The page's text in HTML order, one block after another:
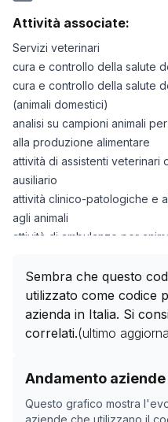
Attività associate:
Servizi veterinari
cura e controllo della salute
cura e controllo della salute
(animali domestici)
analisi su campioni animali
alla produzione alimentare
attività di assistenti veterinari
ausiliario
attività clinico-patologiche e
agli animali
attività di ambulanze per
attività di dietisti per animali
Sembra che questo
utilizzato come codice
azienda in Italia. Si
correlati.(ultimo
Andamento
Questo grafico mostra
aziende che utilizzano il
Storico numero di
Data
19/04/2025